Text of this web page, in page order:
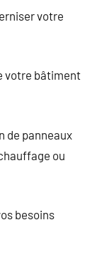
votre
votre bâtiment
de panneaux
ou
besoins